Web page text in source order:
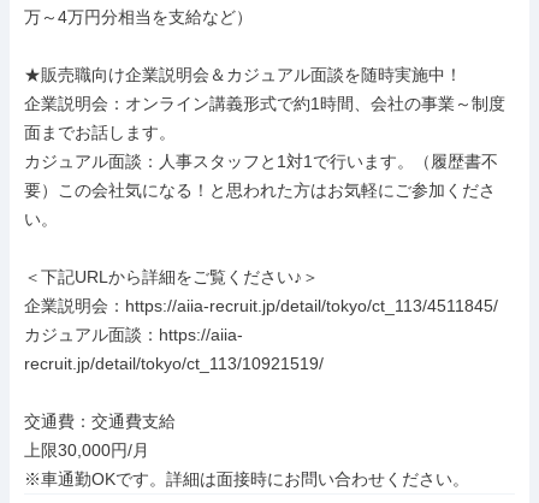
万～4万円分相当を支給など）
★販売職向け企業説明会＆カジュアル面談を随時実施中！
企業説明会：オンライン講義形式で約1時間、会社の事業～制度
面までお話します。
カジュアル面談：人事スタッフと1対1で行います。（履歴書不
要）この会社気になる！と思われた方はお気軽にご参加くださ
い。
＜下記URLから詳細をご覧ください♪＞
企業説明会：https://aiia-recruit.jp/detail/tokyo/ct_113/4511845/
カジュアル面談：https://aiia-
recruit.jp/detail/tokyo/ct_113/10921519/
交通費：交通費支給
上限30,000円/月
※車通勤OKです。詳細は面接時にお問い合わせください。